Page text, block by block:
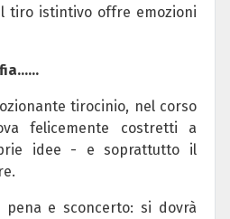
tiro istintivo offre emozioni
tirocinio, nel corso
felicemente costretti a
idee - e soprattutto il
pena e sconcerto: si dovrà